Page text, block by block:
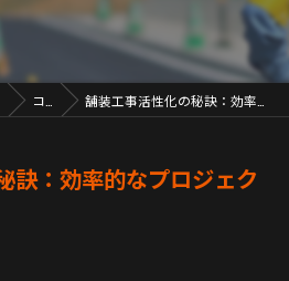
コラム 舗装工事活性化の秘訣：効率的なプロジェクト管理と技術革新
訣：効率的なプロジェク